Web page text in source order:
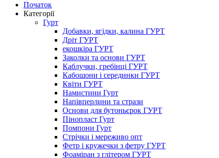
Початок
Категорії
Гурт
Добавки, ягідки, калина ГУРТ
Дріт ГУРТ
екошкіра ГУРТ
Заколки та основи ГУРТ
Каблучки, гребінці ГУРТ
Кабошони і серединки ГУРТ
Квіти ГУРТ
Намистини Гурт
Напівперлини та стрази
Основи для бутоньєрок ГУРТ
Пінопласт Гурт
Помпони Гурт
Стрічки і мереживо опт
Фетр і кружечки з фетру ГУРТ
Фоаміран з глітером ГУРТ